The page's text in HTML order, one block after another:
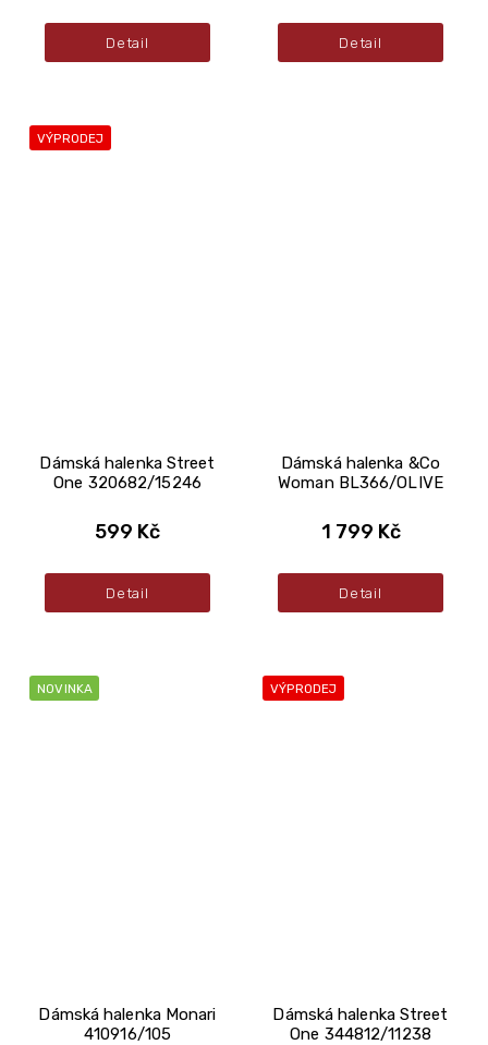
Detail Detail
VÝPRODEJ
Dámská halenka Street
One 320682/15246
599 Kč
Detail
Dámská halenka &Co
Woman BL366/OLIVE
1 799 Kč
Detail
NOVINKA
Dámská halenka Monari
410916/105
VÝPRODEJ
Dámská halenka Street
One 344812/11238